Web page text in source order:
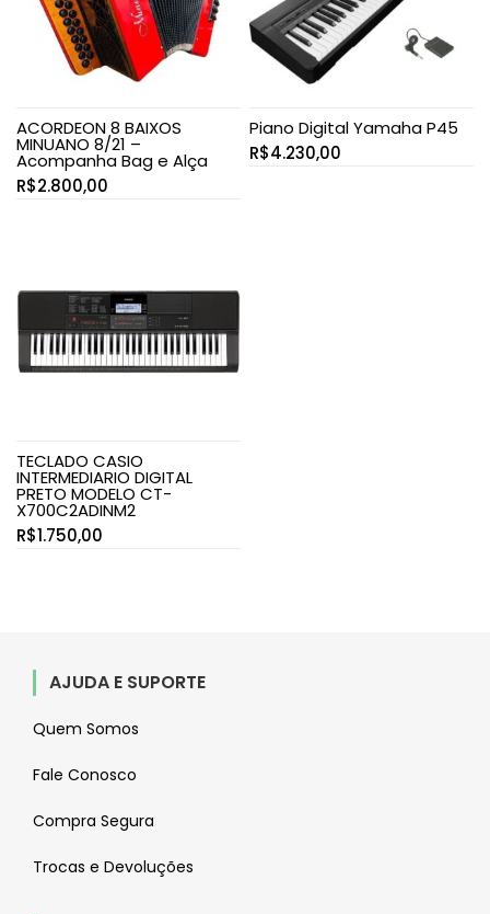
ACORDEON 8 BAIXOS
MINUANO 8/21 –
Acompanha Bag e Alça
R$2.800,00
Piano Digital Yamaha P45
R$4.230,00
TECLADO CASIO
INTERMEDIARIO DIGITAL
PRETO MODELO CT-
X700C2ADINM2
R$1.750,00
AJUDA E SUPORTE
Quem Somos
Fale Conosco
Compra Segura
Trocas e Devoluções